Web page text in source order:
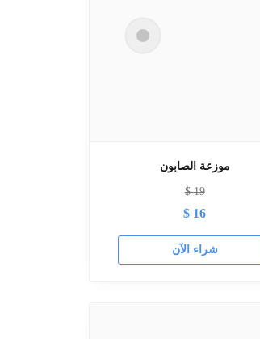
موزعة الصابون
19
$
16
$
شراء الآن